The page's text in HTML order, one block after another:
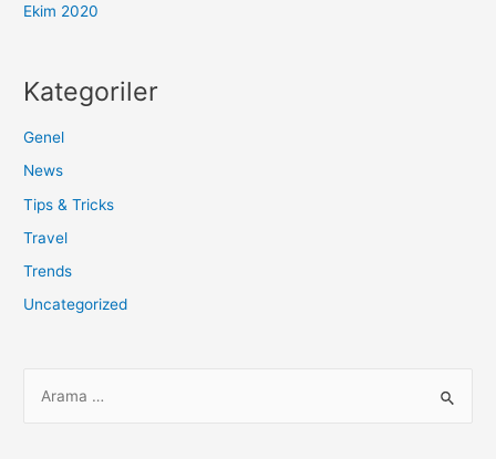
Ekim 2020
Kategoriler
Genel
News
Tips & Tricks
Travel
Trends
Uncategorized